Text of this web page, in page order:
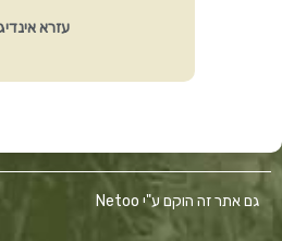
עזרא
גם אתר זה הוקם ע"י Netoo